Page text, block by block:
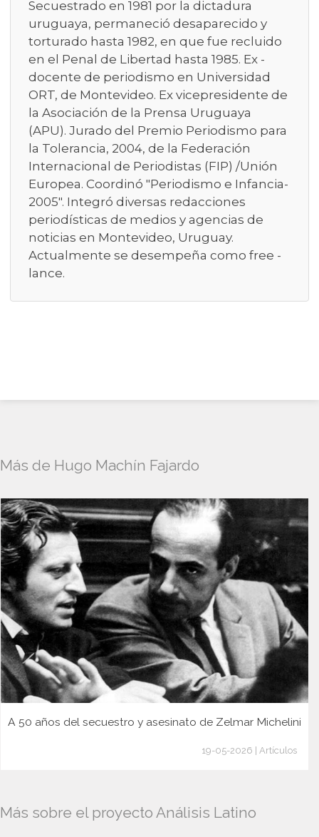
Secuestrado en 1981 por la dictadura
uruguaya, permaneció desaparecido y
torturado hasta 1982, en que fue recluido
en el Penal de Libertad hasta 1985. Ex -
docente de periodismo en Universidad
ORT, de Montevideo. Ex vicepresidente de
la Asociación de la Prensa Uruguaya
(APU). Jurado del Premio Periodismo para
la Tolerancia, 2004, de la Federación
Internacional de Periodistas (FIP) /Unión
Europea. Coordinó "Periodismo e Infancia-
2005". Integró diversas redacciones
periodísticas de medios y agencias de
noticias en Montevideo, Uruguay.
Actualmente se desempeña como free -
lance.
Más de Hugo Machín Fajardo
A 50 años del secuestro y asesinato de Zelmar Michelini
19-05-2026 | Artículos
Más sobre el proyecto Análisis Latino